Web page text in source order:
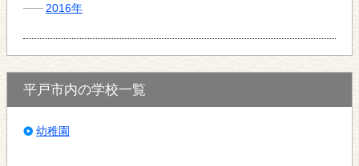
2016年
平戸市内の学校一覧
幼稚園